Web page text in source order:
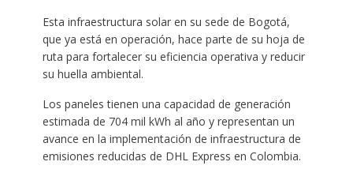
Esta infraestructura solar en su sede de Bogotá,
que ya está en operación, hace parte de su hoja de
ruta para fortalecer su eficiencia operativa y reducir
su huella ambiental.
Los paneles tienen una capacidad de generación
estimada de 704 mil kWh al año y representan un
avance en la implementación de infraestructura de
emisiones reducidas de DHL Express en Colombia.